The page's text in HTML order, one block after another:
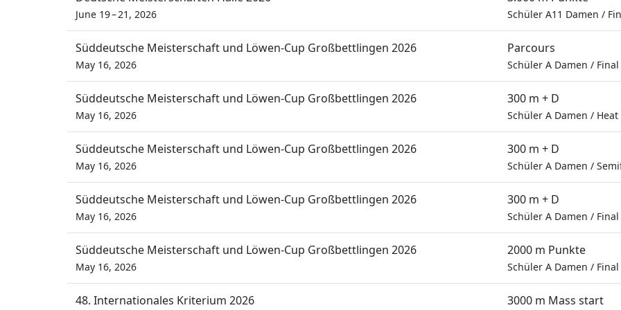
June 19 – 21, 2026 Schüler A11 Damen /
Süddeutsche Meisterschaft und Löwen-Cup Großbettlingen 2026
May 16, 2026
Parcours
Schüler A Damen / Final
Süddeutsche Meisterschaft und Löwen-Cup Großbettlingen 2026
May 16, 2026
300 m + D
Schüler A Damen / Heat
Süddeutsche Meisterschaft und Löwen-Cup Großbettlingen 2026
May 16, 2026
300 m + D
Schüler A Damen /
Süddeutsche Meisterschaft und Löwen-Cup Großbettlingen 2026
May 16, 2026
300 m + D
Schüler A Damen / Final
Süddeutsche Meisterschaft und Löwen-Cup Großbettlingen 2026
May 16, 2026
2000 m Punkte
Schüler A Damen / Final
48. Internationales Kriterium 2026 3000 m Mass start